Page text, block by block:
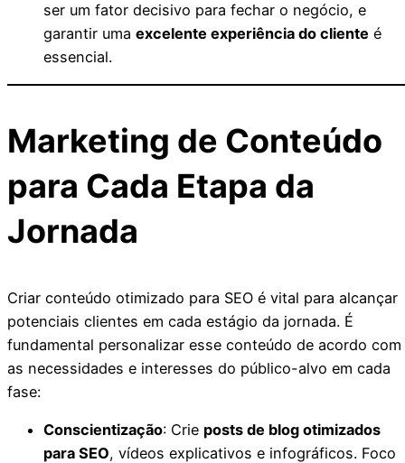
ser um fator decisivo para fechar o negócio, e
garantir uma excelente experiência do cliente é
essencial.
Marketing de Conteúdo
para Cada Etapa da
Jornada
Criar conteúdo otimizado para SEO é vital para alcançar
potenciais clientes em cada estágio da jornada. É
fundamental personalizar esse conteúdo de acordo com
as necessidades e interesses do público-alvo em cada
fase:
Conscientização: Crie posts de blog otimizados
para SEO, vídeos explicativos e infográficos. Foco